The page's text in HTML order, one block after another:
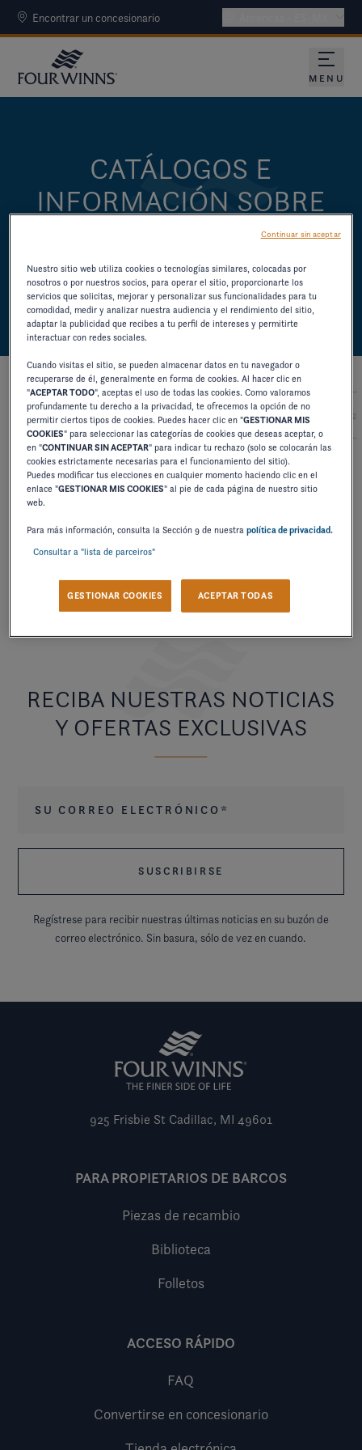
Encontrar un concesionario
MENU
CATÁLOGOS E
INFORMACIÓN SOBRE
PRODUCTOS
DESCARGUE CATÁLOGOS Y OTROS
RECURSOS DE MODELOS ANTERIORES.
2027 2026 2025 2024
TÉCNICO
POSICIONES DE ASIENTO
DESCARGAR
RECIBA NUESTRAS NOTICIAS
Y OFERTAS EXCLUSIVAS
Regístrese para recibir nuestras últimas noticias en su buzón de
correo electrónico. Sin basura, sólo de vez en cuando.
925 Frisbie St Cadillac, MI 49601
PARA PROPIETARIOS DE BARCOS
Piezas de recambio
Biblioteca
Folletos
ACCESO RÁPIDO
FAQ
Convertirse en concesionario
Nuestro sitio web utiliza cookies o tecnologías similares, colocadas por
nosotros o por nuestros socios, para operar el sitio, proporcionarte los
servicios que solicitas, mejorar y personalizar sus funcionalidades para tu
comodidad, medir y analizar nuestra audiencia y el rendimiento del sitio,
adaptar la publicidad que recibes a tu perfil de intereses y permitirte
interactuar con redes sociales.
Cuando visitas el sitio, se pueden almacenar datos en tu navegador o
recuperarse de él, generalmente en forma de cookies. Al hacer clic en
"ACEPTAR TODO", aceptas el uso de todas las cookies. Como valoramos
profundamente tu derecho a la privacidad, te ofrecemos la opción de no
permitir ciertos tipos de cookies. Puedes hacer clic en "GESTIONAR MIS
COOKIES" para seleccionar las categorías de cookies que deseas aceptar, o
en "CONTINUAR SIN ACEPTAR" para indicar tu rechazo (solo se colocarán las
cookies estrictamente necesarias para el funcionamiento del sitio).
Puedes modificar tus elecciones en cualquier momento haciendo clic en el
enlace "GESTIONAR MIS COOKIES" al pie de cada página de nuestro sitio
web.
Para más información, consulta la Sección 9 de nuestrapolítica de privacidad.
Consultar a "lista de parceiros"
GESTIONAR COOKIES ACEPTAR TODAS
Continuar sin aceptar